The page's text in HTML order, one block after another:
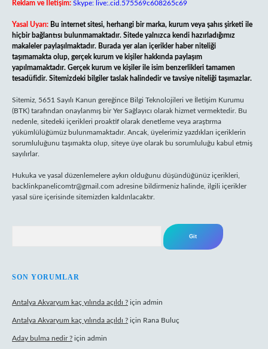
Reklam ve İletişim: Skype: live:.cid.575569c608265c69
Yasal Uyarı: Bu internet sitesi, herhangi bir marka, kurum veya şahıs şirketi ile
hiçbir bağlantısı bulunmamaktadır. Sitede yalnızca kendi hazırladığımız
makaleler paylaşılmaktadır. Burada yer alan içerikler haber niteliği
taşımamakta olup, gerçek kurum ve kişiler hakkında paylaşım
yapılmamaktadır. Gerçek kurum ve kişiler ile isim benzerlikleri tamamen
tesadüfidir. Sitemizdeki bilgiler taslak halindedir ve tavsiye niteliği taşımazlar.
Sitemiz, 5651 Sayılı Kanun gereğince Bilgi Teknolojileri ve İletişim Kurumu
(BTK) tarafından onaylanmış bir Yer Sağlayıcı olarak hizmet vermektedir. Bu
nedenle, sitedeki içerikleri proaktif olarak denetleme veya araştırma
yükümlülüğümüz bulunmamaktadır. Ancak, üyelerimiz yazdıkları içeriklerin
sorumluluğunu taşımakta olup, siteye üye olarak bu sorumluluğu kabul etmiş
sayılırlar.
Hukuka ve yasal düzenlemelere aykırı olduğunu düşündüğünüz içerikleri,
backlinkpanelicomtr@gmail.com adresine bildirmeniz halinde, ilgili içerikler
yasal süre içerisinde sitemizden kaldırılacaktır.
SON YORUMLAR
Antalya Akvaryum kaç yılında açıldı ? için admin
Antalya Akvaryum kaç yılında açıldı ? için Rana Buluç
Aday bulma nedir ? için admin